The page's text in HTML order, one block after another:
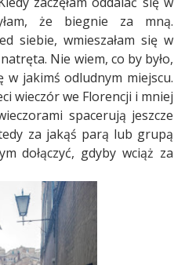
że biegnie za mną.
siebie, wmieszałam się w
Nie wiem, co by było,
w jakimś odludnym miejscu.
wieczór we Florencji i mniej
spacerują jeszcze
za jakąś parą lub grupą
dołączyć, gdyby wciąż za